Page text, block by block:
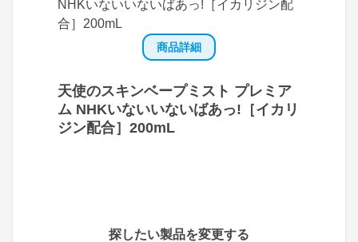
商品詳細
天使のスキンベープミスト プレミア
ム NHKいないいないばあっ!［イカリ
ジン配合］200mL
探したい製品を変更する